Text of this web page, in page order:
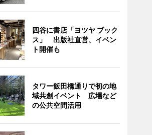
四谷に書店「ヨツヤ ブック
ス」 出版社直営、イベン
ト開催も
タワー飯田橋通りで初の地
域共創イベント 広場など
の公共空間活用